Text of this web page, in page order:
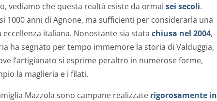
vediamo che questa realtà esiste da ormai sei secoli.
1000 anni di Agnone, ma sufficienti per considerarla una
italiana. Nonostante sia stata chiusa nel 2004,
ha segnato per tempo immemore la storia di Valduggia,
l’artigianato si esprime peraltro in numerose forme,
la maglieria e i filati.
Mazzola sono campane realizzate rigorosamente in